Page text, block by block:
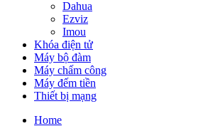
Dahua
Ezviz
Imou
Khóa điện tử
Máy bộ đàm
Máy chấm công
Máy đếm tiền
Thiết bị mạng
Home